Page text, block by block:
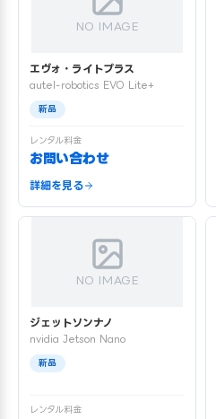
NO IMAGE
エヴォ・ライトプラス
autel-robotics EVO Lite+
新品
レンタル料金
お問い合わせ
詳細を見る
NO IMAGE
ジェットソンナノ
nvidia Jetson Nano
新品
レンタル料金